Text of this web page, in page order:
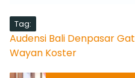
Tag:
Audensi Bali Denpasar
Wayan Koster